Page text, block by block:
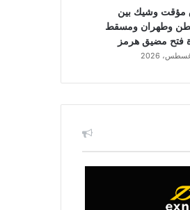
مؤقت وشيك بين
وطهران ومسقط
فتح مضيق هرمز